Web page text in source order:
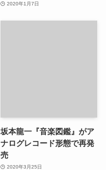
2020年1月7日
坂本龍一『音楽図鑑』がア
ナログレコード形態で再発
売
2020年3月25日